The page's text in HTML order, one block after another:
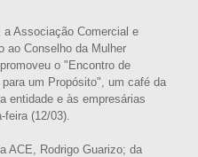
a Associação Comercial e
ao Conselho da Mulher
o "Encontro de
um Propósito", um café da
entidade e às empresárias
(12/03).
ACE, Rodrigo Guarizo; da